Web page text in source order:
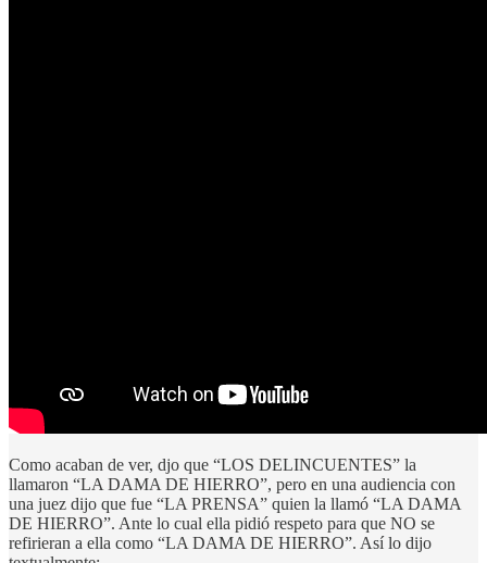
Como acaban de ver, djo que “LOS DELINCUENTES” la
llamaron “LA DAMA DE HIERRO”, pero en una audiencia con
una juez dijo que fue “LA PRENSA” quien la llamó “LA DAMA
DE HIERRO”. Ante lo cual ella pidió respeto para que NO se
refirieran a ella como “LA DAMA DE HIERRO”. Así lo dijo